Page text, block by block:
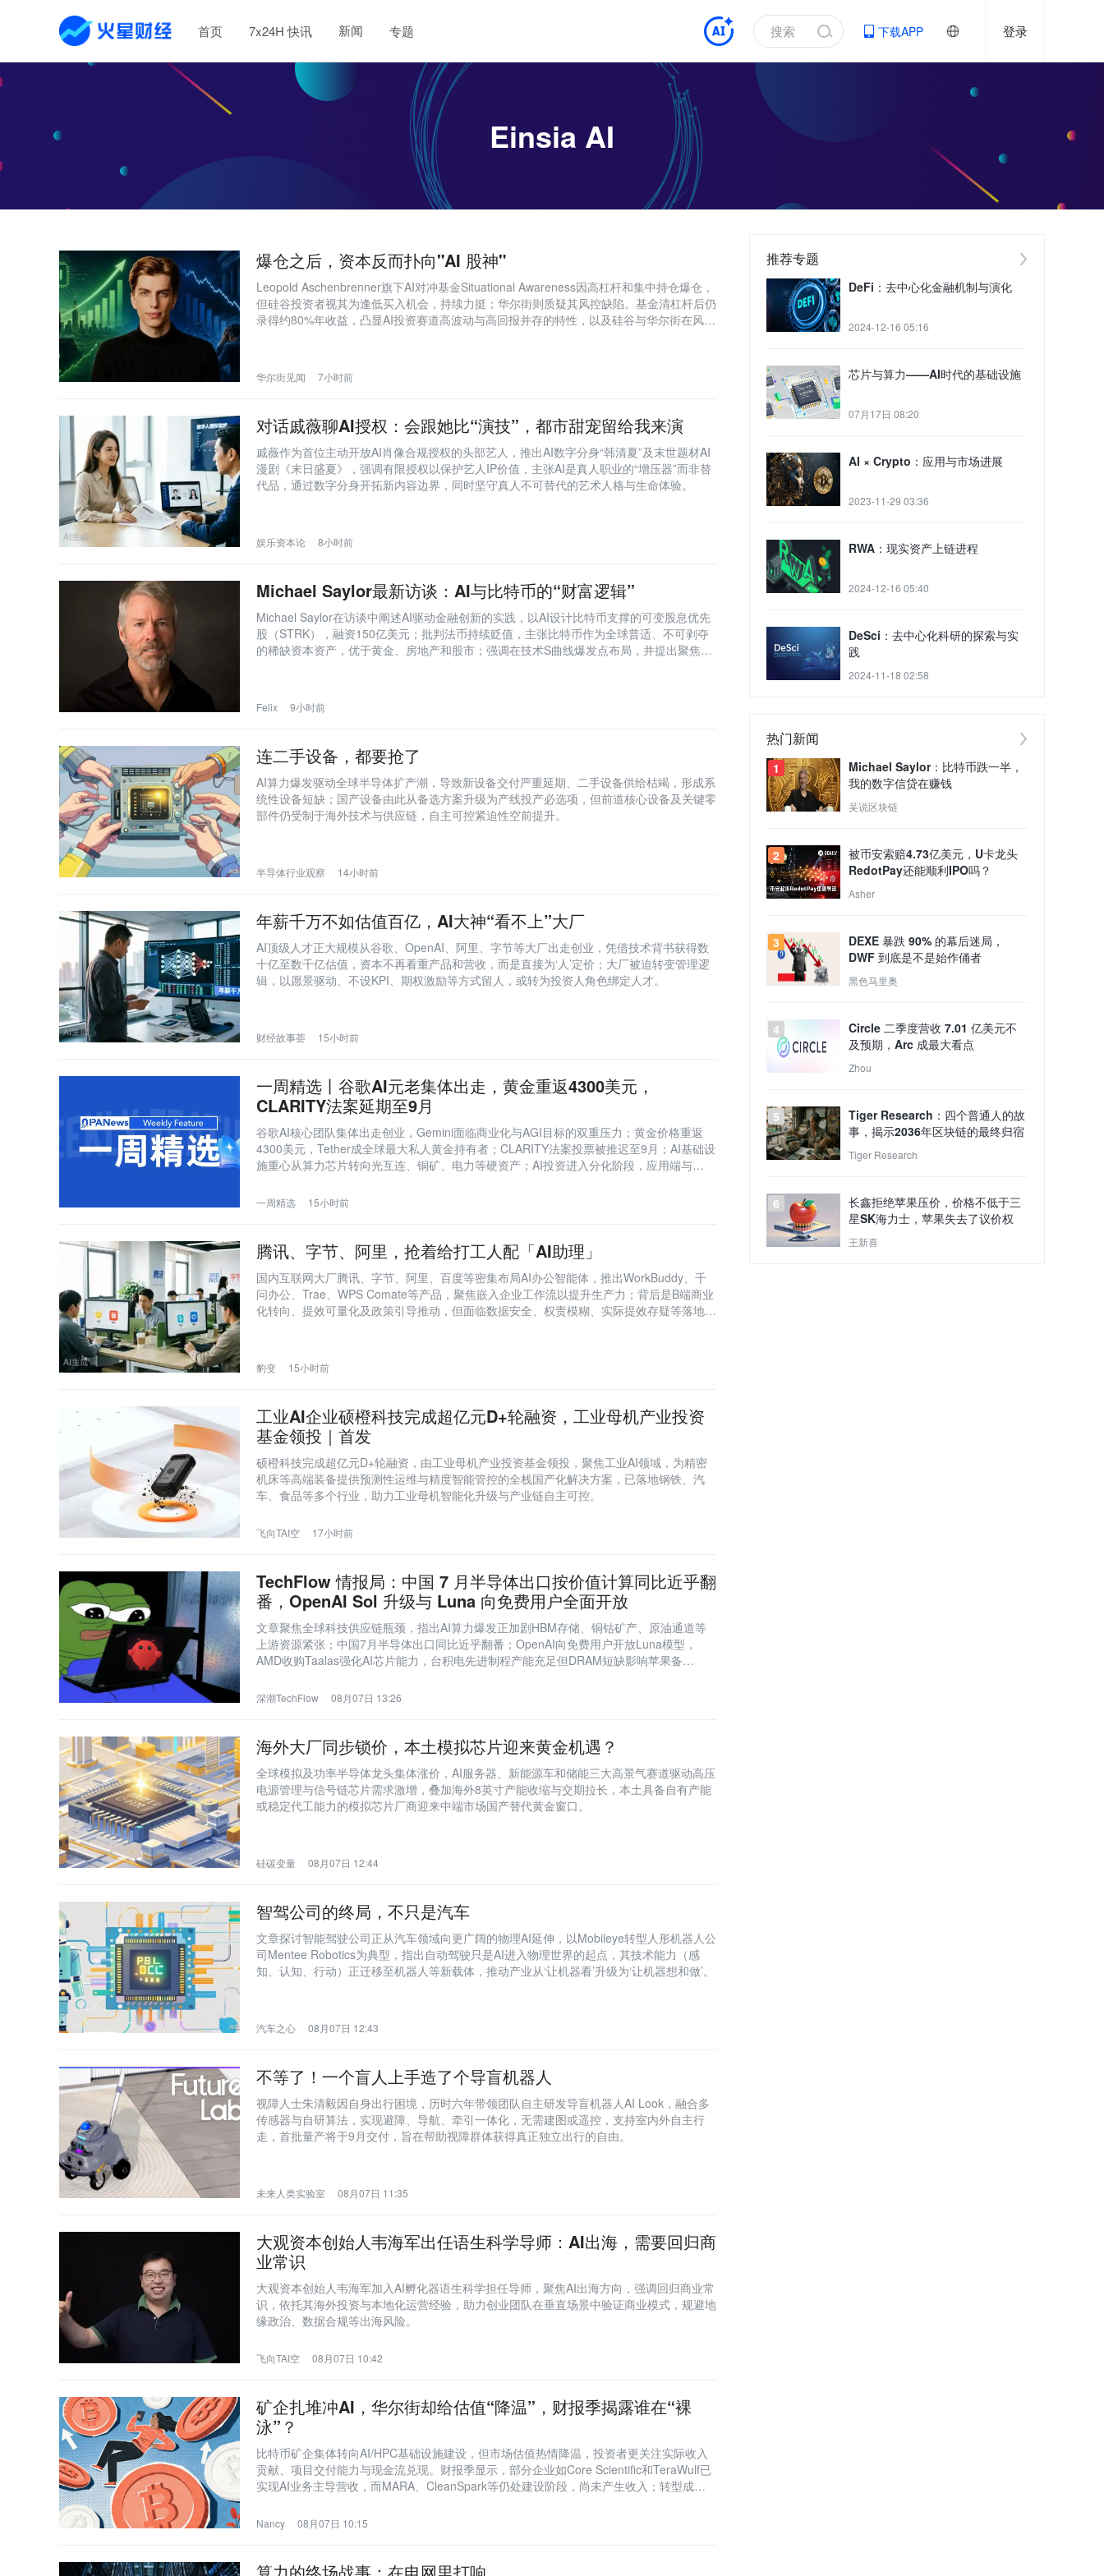
首页 7x24H 快讯 新闻 专题 下载APP 登录
Einsia AI
爆仓之后，资本反而扑向"AI 股神"
Leopold Aschenbrenner旗下AI对冲基金Situational Awareness因高杠杆和集中持仓爆仓，
但硅谷投资者视其为逢低买入机会，持续力挺；华尔街则质疑其风控缺陷。基金清杠杆后仍
录得约80%年收益，凸显AI投资赛道高波动与高回报并存的特性，以及硅谷与华尔街在风险
华尔街见闻 7小时前
对话戚薇聊AI授权：会跟她比“演技”，都市甜宠留给我来演
戚薇作为首位主动开放AI肖像合规授权的头部艺人，推出AI数字分身“韩清夏”及末世题材AI
漫剧《末日盛夏》，强调有限授权以保护艺人IP价值，主张AI是真人职业的“增压器”而非替
代品，通过数字分身开拓新内容边界，同时坚守真人不可替代的艺术人格与生命体验。
娱乐资本论 8小时前
Michael Saylor最新访谈：AI与比特币的“财富逻辑”
Michael Saylor在访谈中阐述AI驱动金融创新的实践，以AI设计比特币支撑的可变股息优先
股（STRK），融资150亿美元；批判法币持续贬值，主张比特币作为全球普适、不可剥夺
的稀缺资本资产，优于黄金、房地产和股市；强调在技术S曲线爆发点布局，并提出聚焦心
Felix 9小时前
连二手设备，都要抢了
AI算力爆发驱动全球半导体扩产潮，导致新设备交付严重延期、二手设备供给枯竭，形成系
统性设备短缺；国产设备由此从备选方案升级为产线投产必选项，但前道核心设备及关键零
部件仍受制于海外技术与供应链，自主可控紧迫性空前提升。
半导体行业观察 14小时前
年薪千万不如估值百亿，AI大神“看不上”大厂
AI顶级人才正大规模从谷歌、OpenAI、阿里、字节等大厂出走创业，凭借技术背书获得数
十亿至数千亿估值，资本不再看重产品和营收，而是直接为‘人’定价；大厂被迫转变管理逻
辑，以愿景驱动、不设KPI、期权激励等方式留人，或转为投资人角色绑定人才。
财经故事荟 15小时前
一周精选丨谷歌AI元老集体出走，黄金重返4300美元，
CLARITY法案延期至9月
谷歌AI核心团队集体出走创业，Gemini面临商业化与AGI目标的双重压力；黄金价格重返
4300美元，Tether成全球最大私人黄金持有者；CLARITY法案投票被推迟至9月；AI基础设
施重心从算力芯片转向光互连、铜矿、电力等硬资产；AI投资进入分化阶段，应用端与
一周精选 15小时前
腾讯、字节、阿里，抢着给打工人配「AI助理」
国内互联网大厂腾讯、字节、阿里、百度等密集布局AI办公智能体，推出WorkBuddy、千
问办公、Trae、WPS Comate等产品，聚焦嵌入企业工作流以提升生产力；背后是B端商业
化转向、提效可量化及政策引导推动，但面临数据安全、权责模糊、实际提效存疑等落地挑
豹变 15小时前
工业AI企业硕橙科技完成超亿元D+轮融资，工业母机产业投资
基金领投｜首发
硕橙科技完成超亿元D+轮融资，由工业母机产业投资基金领投，聚焦工业AI领域，为精密
机床等高端装备提供预测性运维与精度智能管控的全栈国产化解决方案，已落地钢铁、汽
车、食品等多个行业，助力工业母机智能化升级与产业链自主可控。
飞向TAI空 17小时前
TechFlow 情报局：中国 7 月半导体出口按价值计算同比近乎翻
番，OpenAI Sol 升级与 Luna 向免费用户全面开放
文章聚焦全球科技供应链瓶颈，指出AI算力爆发正加剧HBM存储、铜钴矿产、原油通道等
上游资源紧张；中国7月半导体出口同比近乎翻番；OpenAI向免费用户开放Luna模型，
AMD收购Taalas强化AI芯片能力，台积电先进制程产能充足但DRAM短缺影响苹果备
深潮TechFlow 08月07日 13:26
海外大厂同步锁价，本土模拟芯片迎来黄金机遇？
全球模拟及功率半导体龙头集体涨价，AI服务器、新能源车和储能三大高景气赛道驱动高压
电源管理与信号链芯片需求激增，叠加海外8英寸产能收缩与交期拉长，本土具备自有产能
或稳定代工能力的模拟芯片厂商迎来中端市场国产替代黄金窗口。
硅碳变量 08月07日 12:44
智驾公司的终局，不只是汽车
文章探讨智能驾驶公司正从汽车领域向更广阔的物理AI延伸，以Mobileye转型人形机器人公
司Mentee Robotics为典型，指出自动驾驶只是AI进入物理世界的起点，其技术能力（感
知、认知、行动）正迁移至机器人等新载体，推动产业从‘让机器看’升级为‘让机器想和做’。
汽车之心 08月07日 12:43
不等了！一个盲人上手造了个导盲机器人
视障人士朱清毅因自身出行困境，历时六年带领团队自主研发导盲机器人AI Look，融合多
传感器与自研算法，实现避障、导航、牵引一体化，无需建图或遥控，支持室内外自主行
走，首批量产将于9月交付，旨在帮助视障群体获得真正独立出行的自由。
未来人类实验室 08月07日 11:35
大观资本创始人韦海军出任语生科学导师：AI出海，需要回归商
业常识
大观资本创始人韦海军加入AI孵化器语生科学担任导师，聚焦AI出海方向，强调回归商业常
识，依托其海外投资与本地化运营经验，助力创业团队在垂直场景中验证商业模式，规避地
缘政治、数据合规等出海风险。
飞向TAI空 08月07日 10:42
矿企扎堆冲AI，华尔街却给估值“降温”，财报季揭露谁在“裸
泳”？
比特币矿企集体转向AI/HPC基础设施建设，但市场估值热情降温，投资者更关注实际收入
贡献、项目交付能力与现金流兑现。财报季显示，部分企业如Core Scientific和TeraWulf已
实现AI业务主导营收，而MARA、CleanSpark等仍处建设阶段，尚未产生收入；转型成败
Nancy 08月07日 10:15
推荐专题
DeFi：去中心化金融机制与演化
2024-12-16 05:16
芯片与算力——AI时代的基础设施
07月17日 08:20
AI × Crypto：应用与市场进展
2023-11-29 03:36
RWA：现实资产上链进程
2024-12-16 05:40
DeSci：去中心化科研的探索与实
践
2024-11-18 02:58
热门新闻
1
Michael Saylor：比特币跌一半，
我的数字信贷在赚钱
吴说区块链
2
被币安索赔4.73亿美元，U卡龙头
RedotPay还能顺利IPO吗？
Asher
3
DEXE 暴跌 90% 的幕后迷局，
DWF 到底是不是始作俑者
黑色马里奥
4
Circle 二季度营收 7.01 亿美元不
及预期，Arc 成最大看点
Zhou
5
Tiger Research：四个普通人的故
事，揭示2036年区块链的最终归宿
Tiger Research
6
长鑫拒绝苹果压价，价格不低于三
星SK海力士，苹果失去了议价权
王新喜